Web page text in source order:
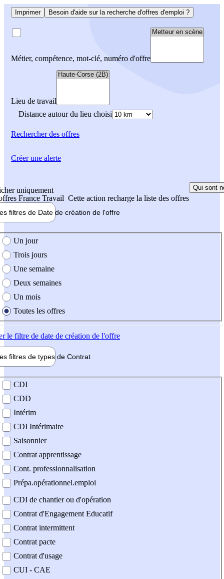
Imprimer Besoin d'aide sur la recherche d'offres d'emploi ?
Métier, compétence, mot-clé, numéro d'offre
Lieu de travail
Distance autour du lieu choisi
Rechercherdes offres
uniquement
France Travail Cette action recharge la liste des offres
Qui sont
filtres de Date de création de l'offre
création de l'offre
Un jour
Trois jours
Une semaine
Deux semaines
Un mois
Toutes les offres
le filtre de date de création de l'offre
filtres de types de Contrat
contrat
CDI
CDD
Intérim
CDI Intérimaire
Saisonnier
Contrat apprentissage
Cont. professionnalisation
Prépa.opérationnel.emploi
CDI de chantier ou d'opération
Contrat d'Engagement Educatif
Contrat intermittent
Contrat pacte
Contrat d'usage
CUI - CAE
Créer une alerte